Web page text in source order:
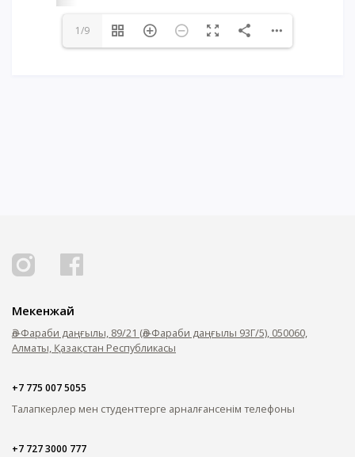
БІЛІМ БЕРУ БАҒДАРЛАМАЛАРЫ
1/9
Мекенжай
Әл-Фараби даңғылы, 89/21 (Әл-Фараби даңғылы 93Г/5), 050060,
Алматы, Қазақстан Республикасы
+7 775 007 5055
Талапкерлер мен студенттерге арналғансенім телефоны
+7 727 3000 777